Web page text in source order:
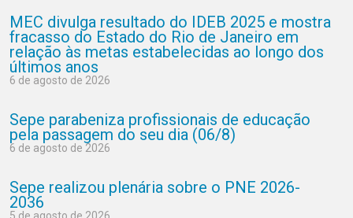
MEC divulga resultado do IDEB 2025 e mostra
fracasso do Estado do Rio de Janeiro em
relação às metas estabelecidas ao longo dos
últimos anos
6 de agosto de 2026
Sepe parabeniza profissionais de educação
pela passagem do seu dia (06/8)
6 de agosto de 2026
Sepe realizou plenária sobre o PNE 2026-
2036